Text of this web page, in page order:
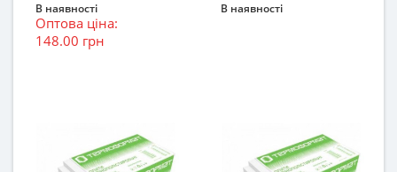
В наявності
Оптова ціна:
148.00 грн
В наявності